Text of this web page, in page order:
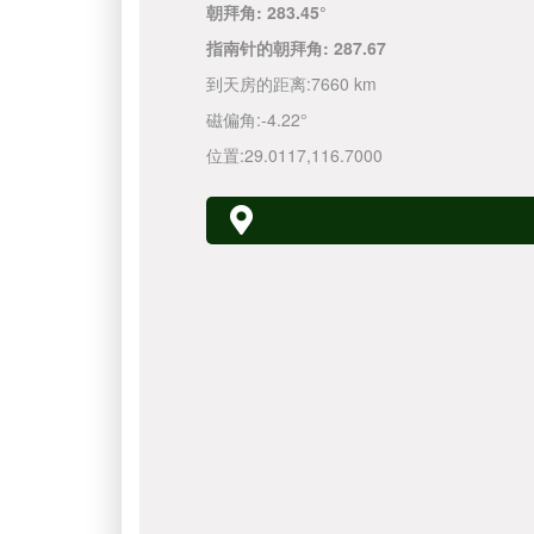
朝拜角: 283.45°
指南针的朝拜角: 287.67
到天房的距离:7660 km
磁偏角:-4.22°
位置:29.0117,116.7000